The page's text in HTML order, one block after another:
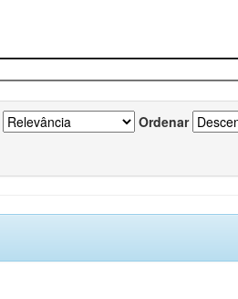
Ordenar